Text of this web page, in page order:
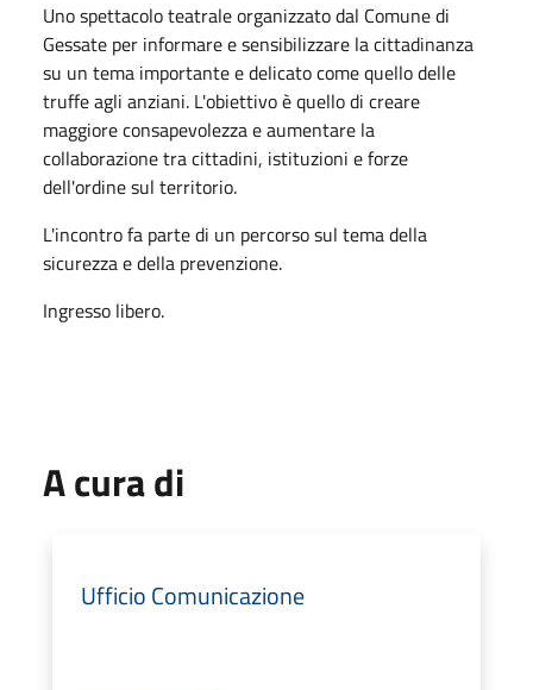
Uno spettacolo teatrale organizzato dal Comune di
Gessate per informare e sensibilizzare la cittadinanza
su un tema importante e delicato come quello delle
truffe agli anziani. L'obiettivo è quello di creare
maggiore consapevolezza e aumentare la
collaborazione tra cittadini, istituzioni e forze
dell'ordine sul territorio.
L'incontro fa parte di un percorso sul tema della
sicurezza e della prevenzione.
Ingresso libero.
A cura di
Ufficio Comunicazione